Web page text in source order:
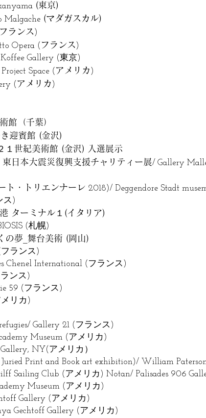
(東京)
Malgache (マダガスカル)
フランス )
Opera ( フランス )
Gallery (東京)
Space (アメリカ )
(アメリカ )
館（千葉）
迎賓館 (金沢)
１世紀美術館 (金沢) 入選展示
日本大震災復興支援チャリティー展/ Gallery
ト・トリエンナーレ 2018)/ Deggendore Stadt
ス)
ターミナル１(イタリア)
(札幌)
の夢_舞台美術 (岡山)
ランス)
Chenel International (フランス)
ンス)
59 (フランス)
リカ)
Gallery 21 (フランス)
Museum (アメリカ)
NY(アメリカ）
Juried Print and Book art exhibition)/ William
Sailing Club (アメリカ) Notan/ Palisades 906
Museum (アメリカ)
Gallery (アメリカ)
Gechtoff Gallery (アメリカ)